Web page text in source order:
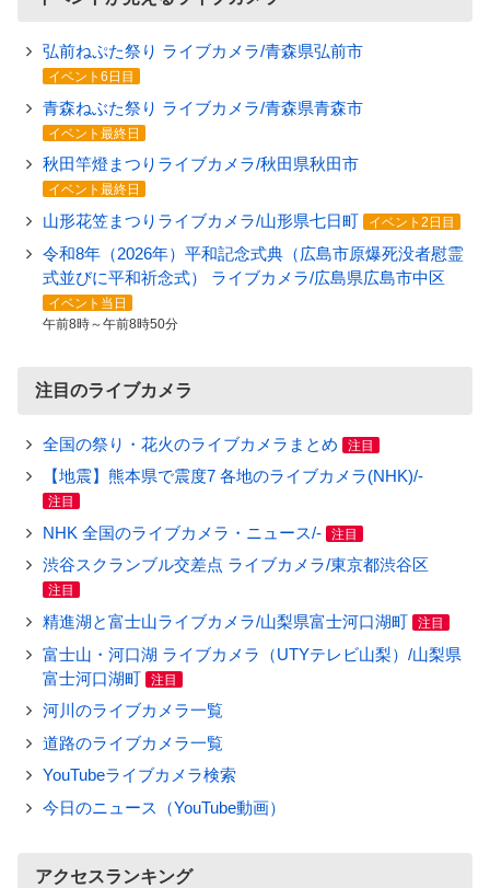
弘前ねぷた祭り ライブカメラ/青森県弘前市
イベント6日目
青森ねぶた祭り ライブカメラ/青森県青森市
イベント最終日
秋田竿燈まつりライブカメラ/秋田県秋田市
イベント最終日
山形花笠まつりライブカメラ/山形県七日町 イベント2日目
令和8年（2026年）平和記念式典（広島市原爆死没者慰霊
式並びに平和祈念式） ライブカメラ/広島県広島市中区
イベント当日
午前8時～午前8時50分
注目のライブカメラ
全国の祭り・花火のライブカメラまとめ 注目
【地震】熊本県で震度7 各地のライブカメラ(NHK)/-
注目
NHK 全国のライブカメラ・ニュース/- 注目
渋谷スクランブル交差点 ライブカメラ/東京都渋谷区
注目
精進湖と富士山ライブカメラ/山梨県富士河口湖町 注目
富士山・河口湖 ライブカメラ（UTYテレビ山梨）/山梨県
富士河口湖町
注目
河川のライブカメラ一覧
道路のライブカメラ一覧
YouTubeライブカメラ検索
今日のニュース（YouTube動画）
アクセスランキング